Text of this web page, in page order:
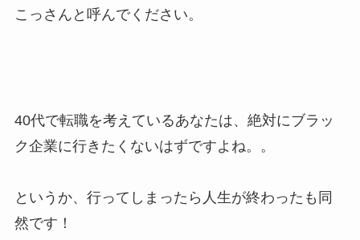
こっさんと呼んでください。
40代で転職を考えているあなたは、絶対にブラッ
ク企業に行きたくないはずですよね。。
というか、行ってしまったら人生が終わったも同
然です！